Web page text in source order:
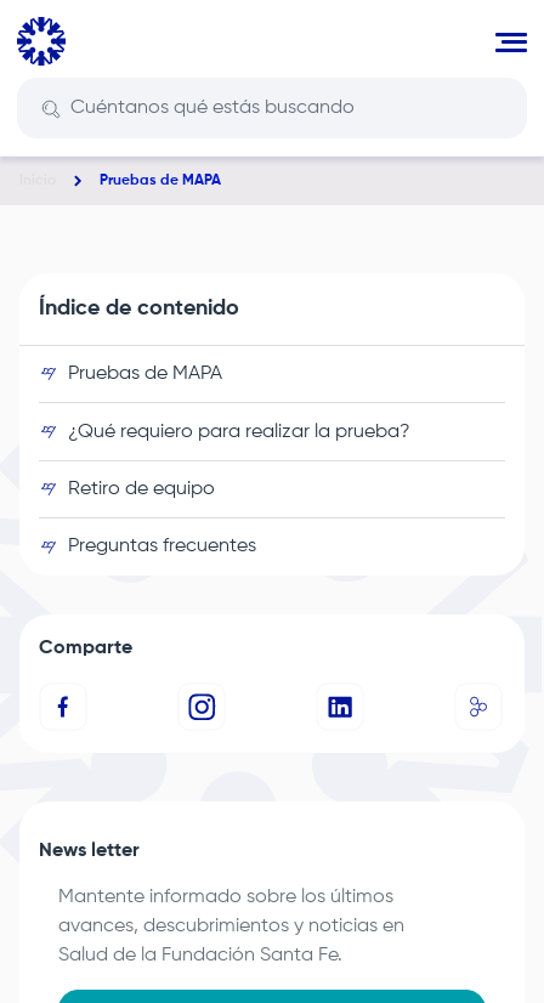
Pasar
principal
Pruebas de MAPA
Índice de contenido
Pruebas de MAPA
¿Qué requiero para realizar la prueba?
Retiro de equipo
Preguntas frecuentes
Comparte
News letter
Mantente informado sobre los últimos
avances, descubrimientos y noticias en
Salud de la Fundación Santa Fe.